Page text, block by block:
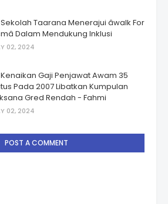
Taarana Menerajui âwalk For
Dalam Mendukung Inklusi
02, 2024
Gaji Penjawat Awam 35
Pada 2007 Libatkan Kumpulan
Gred Rendah - Fahmi
02, 2024
POST A COMMENT